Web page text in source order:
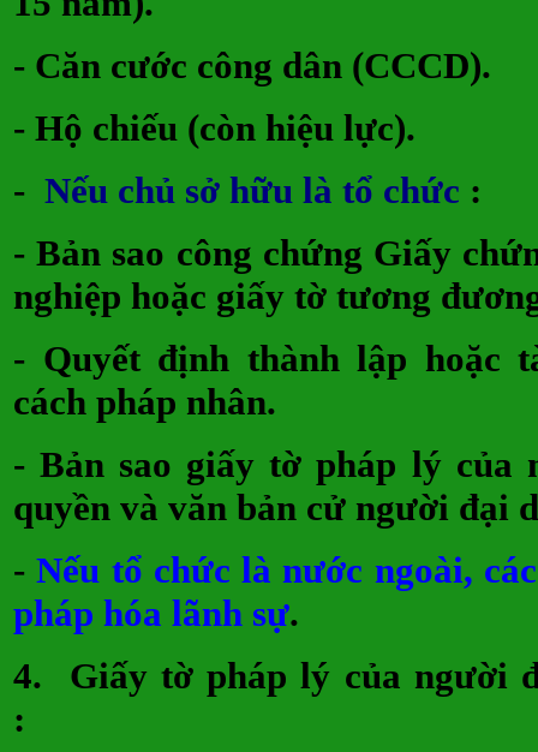
- Căn cước công dân
- Hộ chiếu (còn hiệu lực).
- Nếu chủ sở hữu là tổ chức
- Bản sao công chứng Giấy
nghiệp hoặc giấy tờ tương
- Quyết định thành lập hoặc
cách pháp nhân.
- Bản sao giấy tờ pháp lý của
quyền và văn bản cử người
-Nếu tổ chức là nước ngoài,
pháp hóa lãnh sự.
4. Giấy tờ pháp lý của người
: